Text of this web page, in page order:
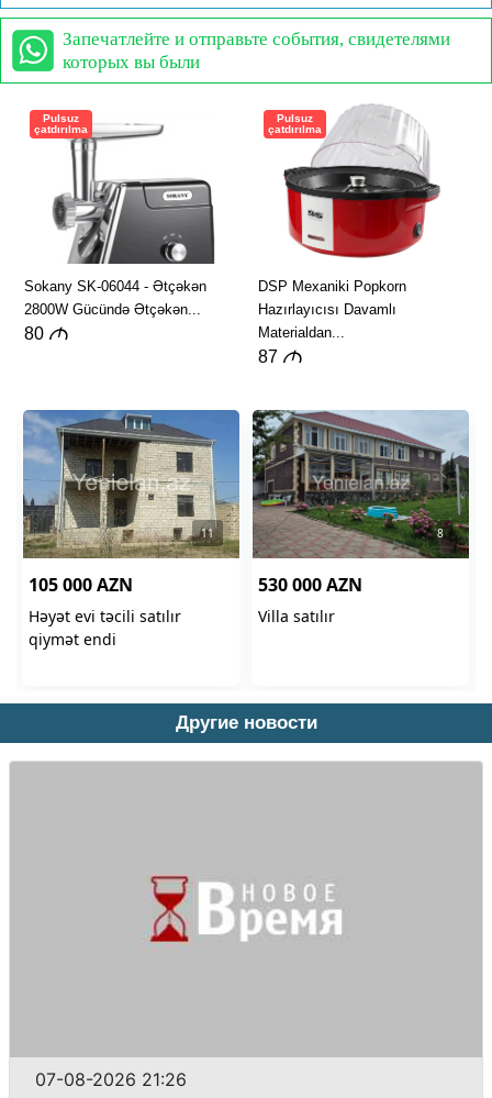
Запечатлейте и отправьте события, свидетелями
которых вы были
Другие новости
07-08-2026 21:26